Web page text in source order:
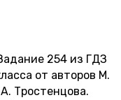
254 из ГДЗ
от авторов М.
Тростенцова.